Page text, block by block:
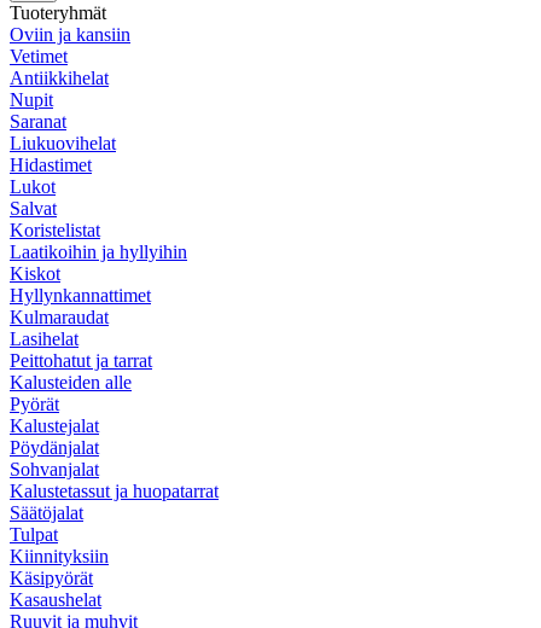
Tuoteryhmät
Oviin ja kansiin
Vetimet
Antiikkihelat
Nupit
Saranat
Liukuovihelat
Hidastimet
Lukot
Salvat
Koristelistat
Laatikoihin ja hyllyihin
Kiskot
Hyllynkannattimet
Kulmaraudat
Lasihelat
Peittohatut ja tarrat
Kalusteiden alle
Pyörät
Kalustejalat
Pöydänjalat
Sohvanjalat
Kalustetassut ja huopatarrat
Säätöjalat
Tulpat
Kiinnityksiin
Käsipyörät
Kasaushelat
Ruuvit ja muhvit